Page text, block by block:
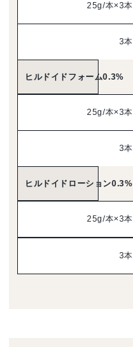
25g/本×3本
3本
ヒルドイドフォーム0.3%
25g/本×3本
3本
ヒルドイドローション0.3%
25g/本×3本
3本